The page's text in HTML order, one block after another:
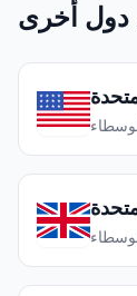
دول أخرى